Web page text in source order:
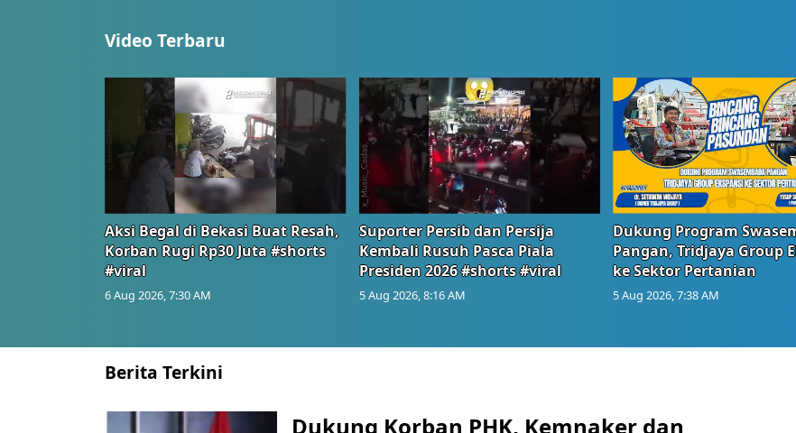
Video Terbaru
Aksi Begal di Bekasi Buat Resah,
Korban Rugi Rp30 Juta #shorts
#viral
6 Aug 2026, 7:30 AM
Suporter Persib dan Persija
Kembali Rusuh Pasca Piala
Presiden 2026 #shorts #viral
5 Aug 2026, 8:16 AM
Dukung Program
Pangan, Tridjaya Group
ke Sektor Pertanian
5 Aug 2026, 7:38 AM
Berita Terkini
Dukung Korban PHK, Kemnaker dan